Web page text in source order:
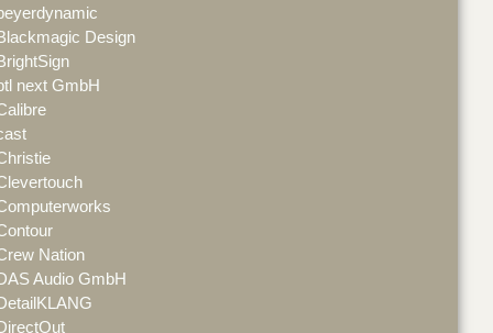
Design
next GmbH
Nation
Audio GmbH